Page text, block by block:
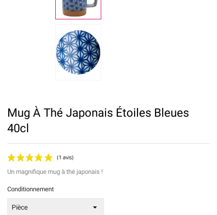
Mug À Thé Japonais Étoiles Bleues
40cl
Un magnifique mug à thé japonais !
Conditionnement